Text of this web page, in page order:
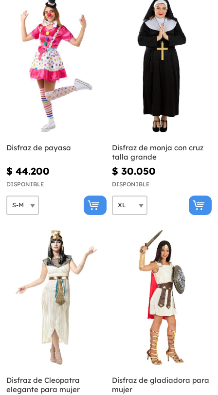
Disfraz de payasa
$ 44.200
DISPONIBLE
Disfraz de monja con cruz
talla grande
$ 30.050
DISPONIBLE
Disfraz de Cleopatra
elegante para mujer
Disfraz de gladiadora para
mujer